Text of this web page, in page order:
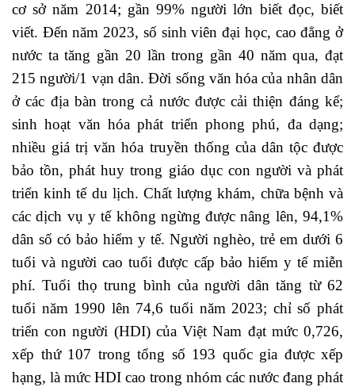
cơ sở năm 2014; gần 99% người lớn biết đọc, biết
viết. Đến năm 2023, số sinh viên đại học, cao đẳng ở
nước ta tăng gần 20 lần trong gần 40 năm qua, đạt
215 người/1 vạn dân. Đời sống văn hóa của nhân dân
ở các địa bàn trong cả nước được cải thiện đáng kể;
sinh hoạt văn hóa phát triển phong phú, đa dạng;
nhiều giá trị văn hóa truyền thống của dân tộc được
bảo tồn, phát huy trong giáo dục con người và phát
triển kinh tế du lịch. Chất lượng khám, chữa bệnh và
các dịch vụ y tế không ngừng được nâng lên, 94,1%
dân số có bảo hiểm y tế. Người nghèo, trẻ em dưới 6
tuổi và người cao tuổi được cấp bảo hiểm y tế miễn
phí. Tuổi thọ trung bình của người dân tăng từ 62
tuổi năm 1990 lên 74,6 tuổi năm 2023; chỉ số phát
triển con người (HDI) của Việt Nam đạt mức 0,726,
xếp thứ 107 trong tổng số 193 quốc gia được xếp
hạng, là mức HDI cao trong nhóm các nước đang phát